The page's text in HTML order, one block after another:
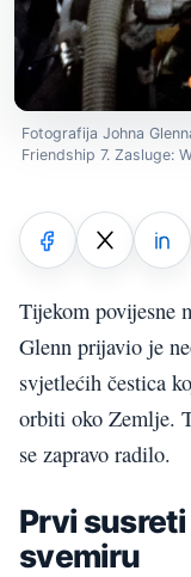
Fotografija Johna
Friendship 7. Zasluge:
Tijekom povijesne
Glenn prijavio je
svjetlećih čestica
orbiti oko Zemlje.
se zapravo radilo.
Prvi
svemiru